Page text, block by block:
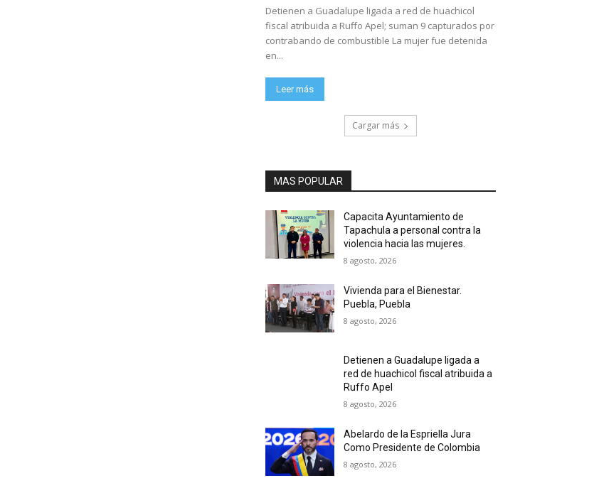
Detienen a Guadalupe ligada a red de huachicol
fiscal atribuida a Ruffo Apel; suman 9 capturados por
contrabando de combustible La mujer fue detenida
en...
Leer más
Cargar más
MAS POPULAR
Capacita Ayuntamiento de
Tapachula a personal contra la
violencia hacia las mujeres.
8 agosto, 2026
Vivienda para el Bienestar.
Puebla, Puebla
8 agosto, 2026
Detienen a Guadalupe ligada a
red de huachicol fiscal atribuida a
Ruffo Apel
8 agosto, 2026
Abelardo de la Espriella Jura
Como Presidente de Colombia
8 agosto, 2026